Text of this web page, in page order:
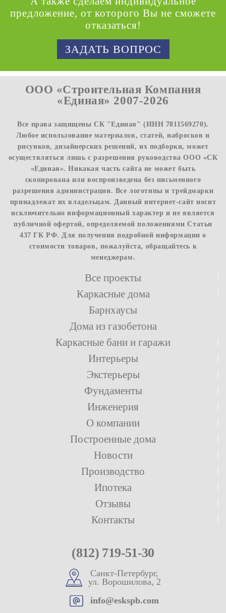
предложение, от которого Вы не сможете
отказаться!
ЗАДАТЬ ВОПРОС
ООО «Строительная Компания
«Единая» 2007-2026
Все права защищены СК "Единая" (ИНН 7811569270).
Любое использование материалов, статей, набросков и
рисунков, дизайнерских решений, их подборки, может
осуществляться лишь с разрешения руководства ООО «СК
«Единая». Никакая часть сайта не может быть
скопирована или воспроизведена без письменного
разрешения администрации. Все логотипы и трейдмарки
принадлежат их владельцам. Данный интернет-сайт носит
исключительно информационный характер и не является
публичной офертой, определяемой положениями Статьи
437 ГК РФ. Для получения подробной информации о
стоимости товаров, пожалуйста, обращайтесь к
менеджерам.
Все проекты
Каркасные дома
Барнхаусы
Дома из газобетона
Каркасные бани и гаражи
Интерьеры
Экстерьеры
Фундаменты
Инженерия
О компании
Построенные дома
Новости
Производство
Ипотека
Отзывы
Контакты
(812) 719-51-30
Санкт-Петербург,
ул. Ворошилова, 2
info@eskspb.com